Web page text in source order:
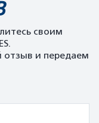
своим
и передаем